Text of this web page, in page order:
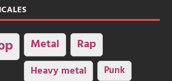
Metal Rap
Heavy metal Punk